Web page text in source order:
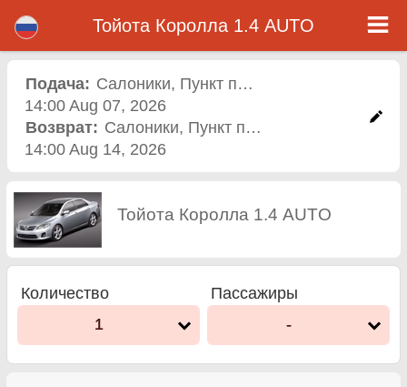
Полная страховка (без депозит), неограниченный пробег, бесплатные детские сиденья, бесплатные дополнительных
водителей, низкая цена аренды автомобиля гарантируется.
Тойота Королла 1.4 AUTO
Подача: Салоники, Пункт проката
14:00 Aug 07, 2026
Возврат: Салоники, Пункт проката
14:00 Aug 14, 2026
Тойота Королла 1.4 AUTO
Количество
1
Пассажиры
-